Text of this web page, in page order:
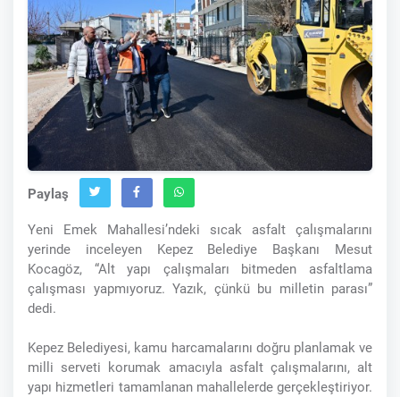
Paylaş
Yeni Emek Mahallesi’ndeki sıcak asfalt çalışmalarını
yerinde inceleyen Kepez Belediye Başkanı Mesut
Kocagöz, “Alt yapı çalışmaları bitmeden asfaltlama
çalışması yapmıyoruz. Yazık, çünkü bu milletin parası”
dedi.
Kepez Belediyesi, kamu harcamalarını doğru planlamak ve
milli serveti korumak amacıyla asfalt çalışmalarını, alt
yapı hizmetleri tamamlanan mahallelerde gerçekleştiriyor.